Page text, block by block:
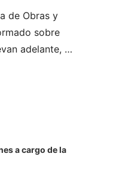
de Obras y
sobre
adelante, …
a cargo de la